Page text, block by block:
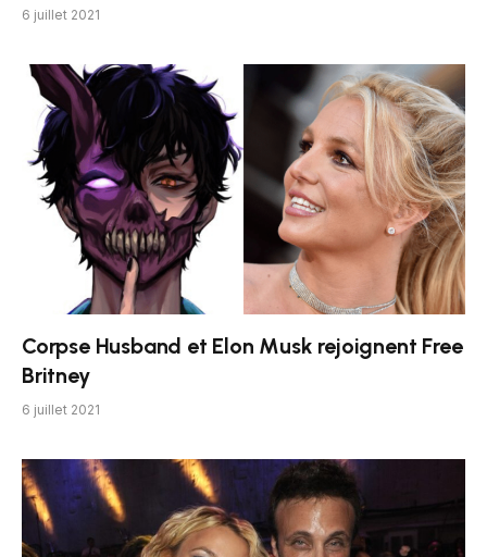
6 juillet 2021
Corpse Husband et Elon Musk rejoignent Free
Britney
6 juillet 2021